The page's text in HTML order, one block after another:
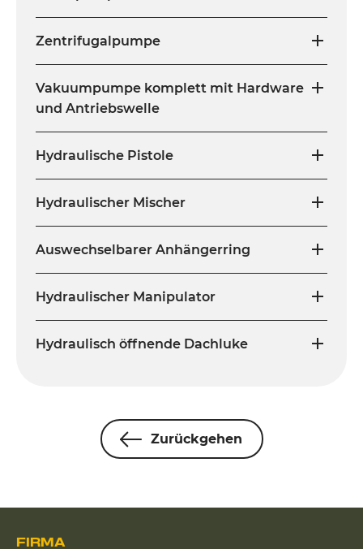
Zentrifugalpumpe
Vakuumpumpe komplett mit Hardware
und Antriebswelle
Hydraulische Pistole
Hydraulischer Mischer
Auswechselbarer Anhängerring
Hydraulischer Manipulator
Hydraulisch öffnende Dachluke
Zurückgehen
FIRMA